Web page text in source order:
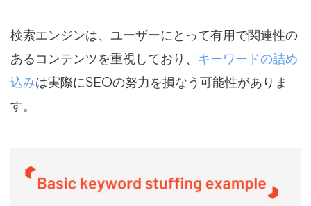
検索エンジンは、ユーザーにとって有用で関連性の
あるコンテンツを重視しており、 キーワードの詰め
込みは実際にSEOの努力を損なう可能性がありま
す。